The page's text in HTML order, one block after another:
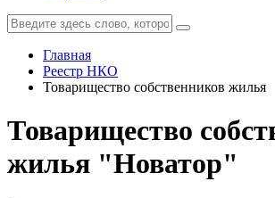
Главная
Реестр НКО
Товарищество собственников жилья
Товарищество
жилья "Новатор"